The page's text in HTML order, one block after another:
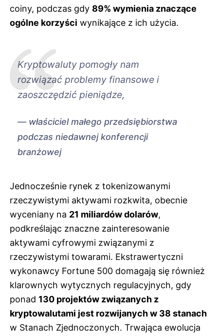
coiny, podczas gdy 89% wymienia znaczące
ogólne korzyści wynikające z ich użycia.
Kryptowaluty pomogły nam
rozwiązać problemy finansowe i
zaoszczędzić pieniądze,
właściciel małego przedsiębiorstwa
podczas niedawnej konferencji
branżowej
Jednocześnie rynek z tokenizowanymi
rzeczywistymi aktywami rozkwita, obecnie
wyceniany na 21 miliardów dolarów,
podkreślając znaczne zainteresowanie
aktywami cyfrowymi związanymi z
rzeczywistymi towarami. Ekstrawertyczni
wykonawcy Fortune 500 domagają się również
klarownych wytycznych regulacyjnych, gdy
ponad 130 projektów związanych z
kryptowalutami jest rozwijanych w 38 stanach
w Stanach Zjednoczonych. Trwająca ewolucja